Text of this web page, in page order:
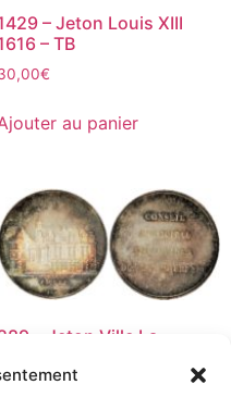
– Jeton Louis XIII
– TB
€
au panier
– Jeton Ville La